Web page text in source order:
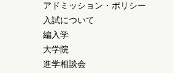
アドミッション・ポリシー
入試について
編入学
大学院
進学相談会